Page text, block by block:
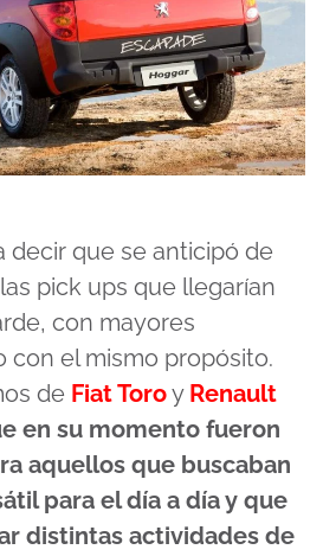
decir que se anticipó de
pick ups que llegarían
con mayores
con el mismo propósito.
de Fiat Toroy Renault
en su momento fueron
aquellos que buscaban
para el día a día y que
distintas actividades de